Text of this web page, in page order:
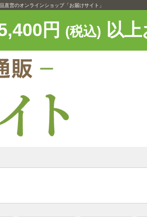
直営のオンラインショップ「お届けサイト」
円 (税込) 以